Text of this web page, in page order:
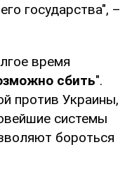
государства", –
время
сбить".
против Украины,
системы
бороться